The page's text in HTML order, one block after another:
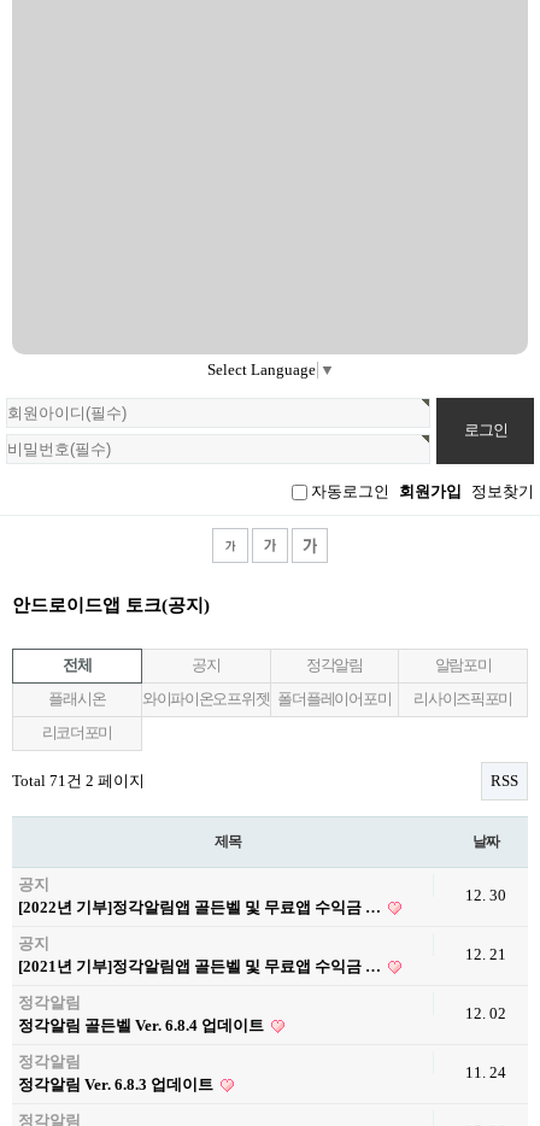
Select Language ▼
회
원
로
그
자동로그인 회원가입 정보찾기
안드로이드앱 토크(공지)
전체 공지 정각알림
알람포미
플래시온
와이파이온오프위젯 폴더플레이어포미
리사이즈픽포미
리코더포미
Total 71건 2 페이지 RSS
제목 날짜
공지
[2022년 기부]정각알림앱 골든벨 및 무료앱 수익금 …
12. 30
공지
[2021년 기부]정각알림앱 골든벨 및 무료앱 수익금 …
12. 21
정각알림
정각알림 골든벨 Ver. 6.8.4 업데이트
12. 02
정각알림
정각알림 Ver. 6.8.3 업데이트
11. 24
정각알림